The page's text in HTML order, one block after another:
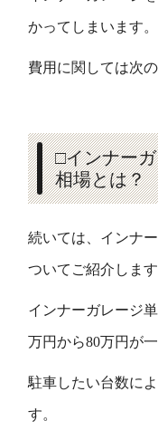
かってしまいます。
費用に関しては次
□インナー
相場とは？
続いては、インナ
ついてご紹介します
インナーガレージ
万円から80万円が
駐車したい台数に
す。